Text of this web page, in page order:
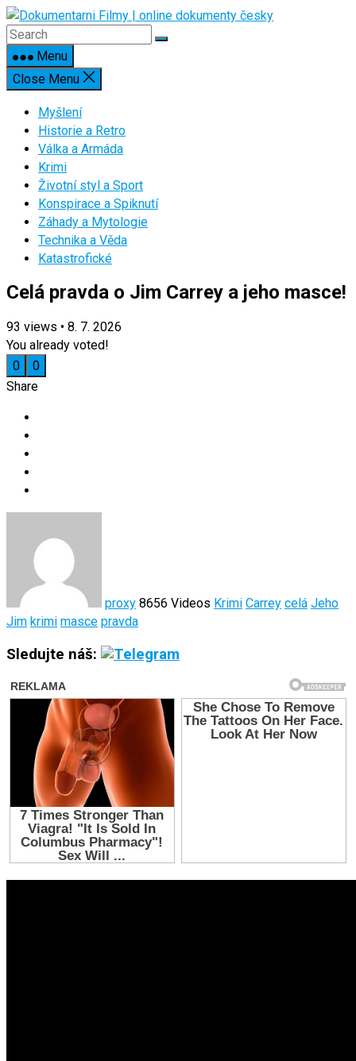
Skip
to
contentMenu
Close Menu
Myšlení
Historie a Retro
Válka a Armáda
Krimi
Životní styl a Sport
Konspirace a Spiknutí
Záhady a Mytologie
Technika a Věda
Katastrofické
Celá pravda o Jim Carrey a jeho masce!
93 views • 8. 7. 2026
You already voted!
0
0
Share
proxy 8656 Videos Krimi Carrey celá Jeho
Jim krimi masce pravda
Sledujte náš: